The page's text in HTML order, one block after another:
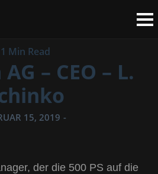
1 Min Read
– CEO – L.
15, 2019 -
der die 500 PS auf die